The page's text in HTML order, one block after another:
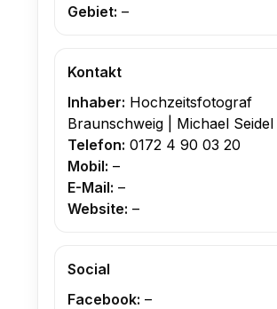
Gebiet: –
Kontakt
Inhaber: Hochzeitsfotograf
Braunschweig | Michael Seidel
Telefon: 0172 4 90 03 20
Mobil: –
E-Mail: –
Website: –
Social
Facebook: –